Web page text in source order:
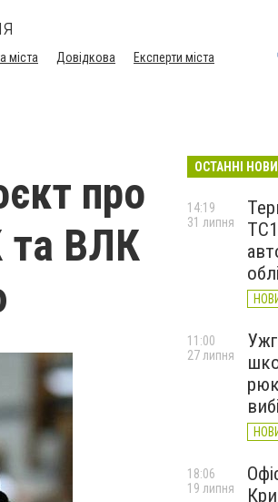
міста Довідкова
Експерти міста
про
та ВЛК
ОСТАННІ
14:19
31 липня
11:00
27 липня
18:06
19 липня